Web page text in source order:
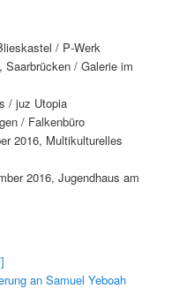
/ P‑Werk
/ Galerie im
/ juz Utopia
/ Falkenbüro
2016, Mul­ti­kul­turelles
2016, Jugend­haus am
]
an Samuel Yeboah